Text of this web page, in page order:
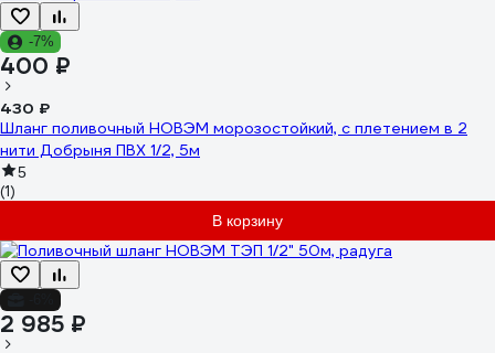
-7%
400 ₽
430 ₽
Шланг поливочный НОВЭМ морозостойкий, с плетением в 2
нити Добрыня ПВХ 1/2, 5м
5
(1)
В корзину
2 985 ₽